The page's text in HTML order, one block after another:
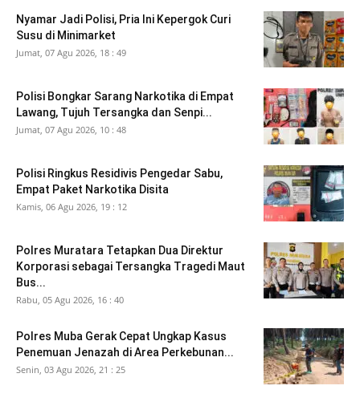
Nyamar Jadi Polisi, Pria Ini Kepergok Curi
Susu di Minimarket
Jumat, 07 Agu 2026, 18 : 49
Polisi Bongkar Sarang Narkotika di Empat
Lawang, Tujuh Tersangka dan Senpi...
Jumat, 07 Agu 2026, 10 : 48
Polisi Ringkus Residivis Pengedar Sabu,
Empat Paket Narkotika Disita
Kamis, 06 Agu 2026, 19 : 12
Polres Muratara Tetapkan Dua Direktur
Korporasi sebagai Tersangka Tragedi Maut
Bus...
Rabu, 05 Agu 2026, 16 : 40
Polres Muba Gerak Cepat Ungkap Kasus
Penemuan Jenazah di Area Perkebunan...
Senin, 03 Agu 2026, 21 : 25